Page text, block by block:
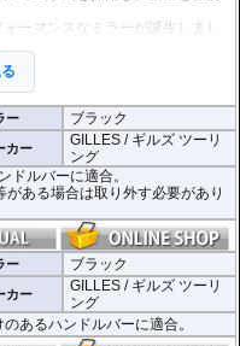
ーマンスなミラーが誕生しまし
安全へ関わる要素へも細心の注
方法をラインナップ。
で適合品番をご確認いただけま
バーに適合
ハンドルバーに適合
バーに適合
バーもしくはM18のボルト受け
ー ブラック
カー
GILLES / ギルズ ツーリ
ング
ルバーに適合。
ある場合は取り外す必要があり
ー ブラック
カー
GILLES / ギルズ ツーリ
ング
あるハンドルバーに適合。